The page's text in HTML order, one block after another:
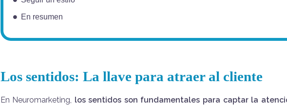
En resumen
Los sentidos: La llave para atraer al cliente
En Neuromarketing, los sentidos son fundamentales para captar la